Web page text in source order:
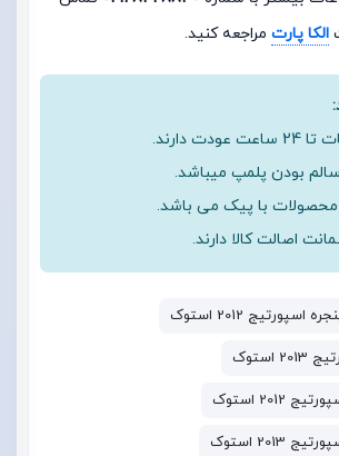
الکا پارت مراجعه کنید.
دارند.
بودن پلمپ میباشد.
محصولات با پیک می باشد.
اصالت کالا دارند.
اسپورتیج 2012 استوک
استوک
استوک
استوک